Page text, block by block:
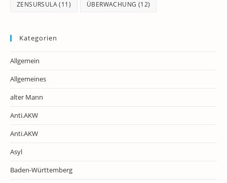
ZENSURSULA(11) ÜBERWACHUNG (12)
Kategorien
Allgemein
Allgemeines
alter Mann
Anti.AKW
Anti.AKW
Asyl
Baden-Württemberg